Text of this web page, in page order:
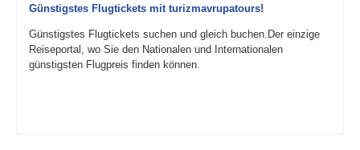
Günstigstes Flugtickets mit turizmavrupatours!
Günstigstes Flugtickets suchen und gleich buchen.Der einzige
Reiseportal, wo Sie den Nationalen und Internationalen
günstigsten Flugpreis finden können.